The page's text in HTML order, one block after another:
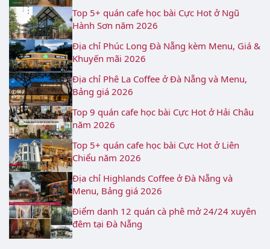
Top 5+ quán cafe học bài Cực Hot ở Ngũ
Hành Sơn năm 2026
Địa chỉ Phúc Long Đà Nẵng kèm Menu, Giá &
Khuyến mãi 2026
Địa chỉ Phê La Coffee ở Đà Nẵng và Menu,
Bảng giá 2026
Top 9 quán cafe học bài Cực Hot ở Hải Châu
năm 2026
Top 5+ quán cafe học bài Cực Hot ở Liên
Chiểu năm 2026
Địa chỉ Highlands Coffee ở Đà Nẵng và
Menu, Bảng giá 2026
Điểm danh 12 quán cà phê mở 24/24 xuyên
đêm tại Đà Nẵng